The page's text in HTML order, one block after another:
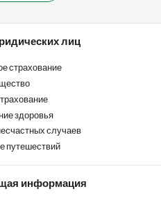
лиц
страхование
здоровья
случаев
путешествий
информация